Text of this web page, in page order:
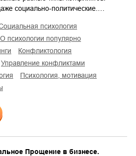
социально-политические.…
социальная психология
о психологии популярно
конфликтология
управление конфликтами
психология, мотивация
Прощение в бизнесе.